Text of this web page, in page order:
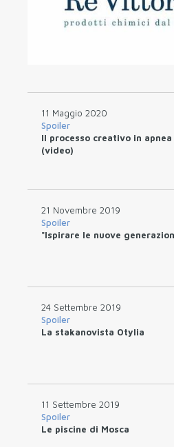
11 Maggio 2020
Spoiler
Il processo creativo in
(video)
21 Novembre 2019
Spoiler
"Ispirare le nuove
24 Settembre 2019
Spoiler
La stakanovista Otylia
11 Settembre 2019
Spoiler
Le piscine di Mosca